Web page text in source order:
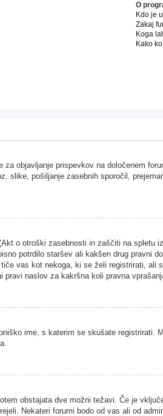
O
Kdo je
Zakaj
Koga
Kako
objavljanje prispevkov na določenem
slike, pošiljanje zasebnih sporočil,
o otroški zasebnosti in zaščiti na spletu
potrdilo staršev ali kakšen drug pravni
vas kot nekoga, ki se želi registrirati,
naslov za kakršna koli pravna
ime, s katerim se skušate
obstajata dve možni težavi. Če je
Nekateri forumi bodo od vas ali od